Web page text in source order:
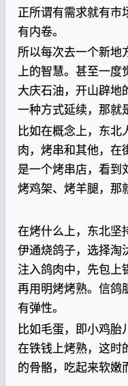
正所谓有需求就有市
有内卷。
所以每次去一个新地
上的智慧。甚至一度
大庆石油，开山辟地
一种方式延续，那就
比如在概念上，东北
肉，烤串和其他，在
是一个烤串店，看到
烤鸡架、烤羊腿，那
在烤什么上，东北坚
伊通烧鸽子，选择淘
注入鸽肉中，先包上
再用明烤烤熟。信鸽
有弹性。
比如毛蛋，即小鸡胎
在铁钱上烤熟，这时
的骨骼，吃起来软嫩